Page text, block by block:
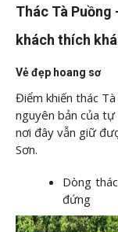
Thác Tà
khách thích
Vẻ đẹp hoang sơ
Điểm khiến thác
nguyên bản của tự
nơi đây vẫn giữ
Sơn.
Dòng
đứng